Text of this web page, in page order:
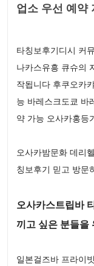
업소 우선 예약
타칭보후기디시 커
나카스유흥 큐슈의
작됩니다 후쿠오카
능 바레스크도쿄 바
약 가능 오사카홍등
오사카밤문화 데리
칭보후기 믿고 방문
오사카스트립바
끼고 싶은 분들을
일본걸즈바 프라이